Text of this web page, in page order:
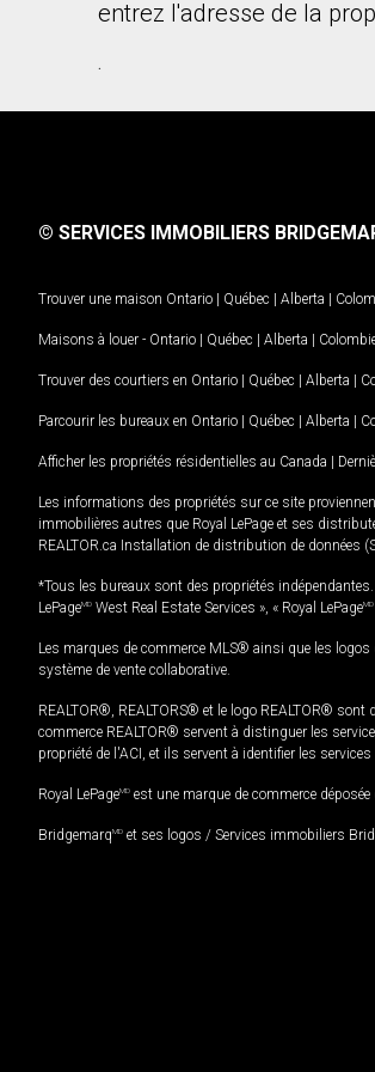
entrez l'adresse de la
.
© SERVICES IMMOBILIERS
Trouver une maison Ontario | Québec | Alberta |
Maisons à louer - Ontario | Québec | Alberta |
Trouver des courtiers en Ontario | Québec | Alberta |
Parcourir les bureaux en Ontario | Québec | Alberta |
Afficher les propriétés résidentielles au Canada |
Les informations des propriétés sur ce site
immobilières autres que Royal LePage et ses
REALTOR.ca Installation de distribution de données
*Tous les bureaux sont des propriétés
LePageMD West Real Estate Services », « Royal LePageMD
Les marques de commerce MLS® ainsi que les
système de vente collaborative.
REALTOR®, REALTORS® et le logo REALTOR®
commerce REALTOR® servent à distinguer les
propriété de l'ACI, et ils servent à identifier les
Royal LePageMD est une marque de commerce
BridgemarqMD et ses logos / Services immobiliers